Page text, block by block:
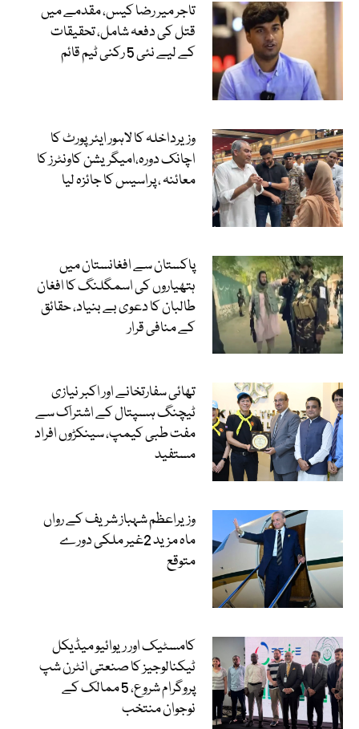
تاجر میر رضا کیس، مقدمے میں
قتل کی دفعہ شامل، تحقیقات
کے لیے نئی 5 رکنی ٹیم قائم
وزیرداخلہ کا لاہور ایئرپورٹ کا
اچانک دورہ،امیگریشن کاونٹرز کا
معائنہ ، پراسیس کا جائزہ لیا
پاکستان سے افغانستان میں
ہتھیاروں کی اسمگلنگ کا افغان
طالبان کا دعوی بے بنیاد، حقائق
کے منافی قرار
تھائی سفارتخانے اور اکبر نیازی
ٹیچنگ ہسپتال کے اشتراک سے
مفت طبی کیمپ، سینکڑوں افراد
مستفید
وزیراعظم شہباز شریف کے رواں
ماہ مزید 2غیر ملکی دورے
متوقع
کامسٹیک اور ریوائیو میڈیکل
ٹیکنالوجیز کا صنعتی انٹرن شپ
پروگرام شروع، 5 ممالک کے
نوجوان منتخب